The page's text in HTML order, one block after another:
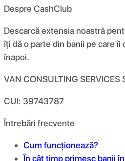
Despre CashClub
Descarcă extensia noastră
îți dă o parte din banii pe care
înapoi.
VAN CONSULTING SERVICES
CUI: 39743787
Întrebări frecvente
Cum funcționează?
În cât timp primesc banii